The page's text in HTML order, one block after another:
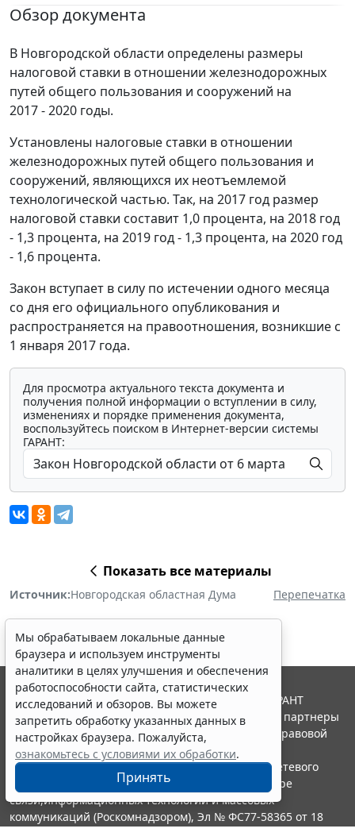
Обзор документа
В Новгородской области определены размеры
налоговой ставки в отношении железнодорожных
путей общего пользования и сооружений на
2017 - 2020 годы.
Установлены налоговые ставки в отношении
железнодорожных путей общего пользования и
сооружений, являющихся их неотъемлемой
технологической частью. Так, на 2017 год размер
налоговой ставки составит 1,0 процента, на 2018 год
- 1,3 процента, на 2019 год - 1,3 процента, на 2020 год
- 1,6 процента.
Закон вступает в силу по истечении одного месяца
со дня его официального опубликования и
распространяется на правоотношения, возникшие с
1 января 2017 года.
Для просмотра актуального текста документа и
получения полной информации о вступлении в силу,
изменениях и порядке применения документа,
воспользуйтесь поиском в Интернет-версии системы
ГАРАНТ:
Показать все материалы
Источник:Новгородская областная Дума Перепечатка
Мы обрабатываем локальные данные
браузера и используем инструменты
аналитики в целях улучшения и обеспечения
работоспособности сайта, статистических
исследований и обзоров. Вы можете
запретить обработку указанных данных в
настройках браузера. Пожалуйста,
ознакомьтесь с условиями их обработки.
Принять
© ООО "НПП "ГАРАНТ-СЕРВИС", 2026. Система ГАРАНТ
выпускается с 1990 года. Компания "Гарант" и ее партнеры
являются участниками Российской ассоциации правовой
информации ГАРАНТ.
Портал ГАРАНТ.РУ зарегистрирован в качестве сетевого
издания Федеральной службой по надзору в сфере
связи,информационных технологий и массовых
коммуникаций (Роскомнадзором), Эл № ФС77-58365 от 18